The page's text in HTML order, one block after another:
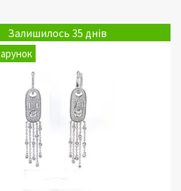
Залишилось 35 днів